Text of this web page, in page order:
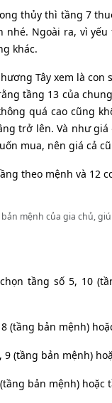
thủy thì tầng 7
nhé. Ngoài ra, vì
khác.
Tây xem là
tầng 13 của
quá cao cũng
trở lên. Và như
mua, nên giá cả
theo mệnh và 12
mệnh của gia chủ,
tầng số 5, 10
(tầng bản mệnh)
(tầng bản mệnh)
bản mệnh) hoặc